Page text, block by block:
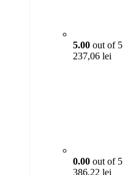
5.00 out of 5
237,06 lei
0.00 out of 5
386,22 lei